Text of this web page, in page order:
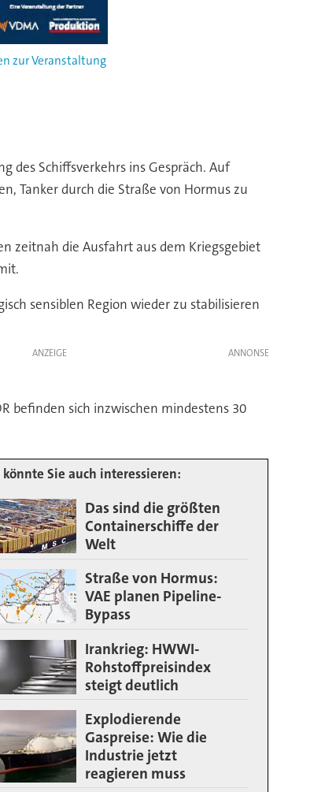
zur Veranstaltung
des Schiffsverkehrs ins Gespräch. Auf
Tanker durch die Straße von Hormus zu
zeitnah die Ausfahrt aus dem Kriegsgebiet
sensiblen Region wieder zu stabilisieren
ANZEIGE
befinden sich inzwischen mindestens 30
könnte Sie auch interessieren:
Das sind die größten
Containerschiffe der
Welt
Straße von Hormus:
VAE planen Pipeline-
Bypass
Irankrieg: HWWI-
Rohstoffpreisindex
steigt deutlich
Explodierende
Gaspreise: Wie die
Industrie jetzt
reagieren muss